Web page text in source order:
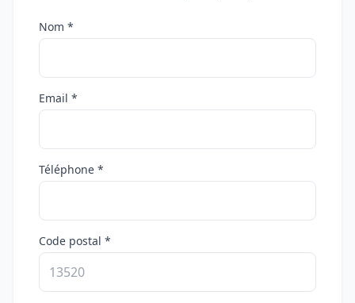
Nom *
Email *
Téléphone *
Code postal *